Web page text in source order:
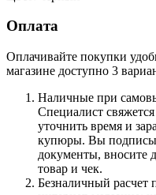
Оплата
Оплачивайте покупки
магазине доступно 3
Наличные при
Специалист
уточнить время и
купюры. Вы
документы, вносите
товар и чек.
Безналичный расчет